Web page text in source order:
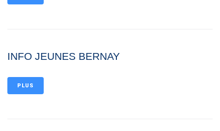
INFO JEUNES BERNAY
PLUS